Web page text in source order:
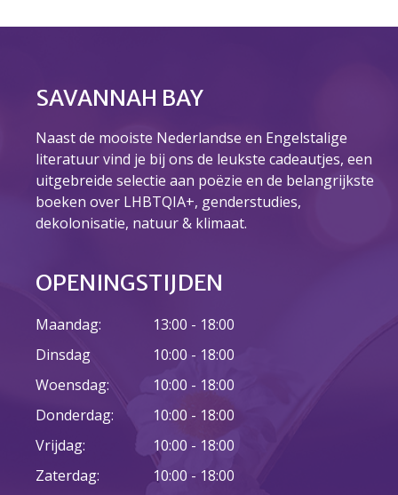
mei 2026
april 2026
maart 2026
februari 2026
november 2025
oktober 2025
september 2025
juni 2025
mei 2025
april 2025
SAVANNAH BAY
Naast de mooiste Nederlandse en Engelstalige
literatuur vind je bij ons de leukste cadeautjes, een
uitgebreide selectie aan poëzie en de belangrijkste
boeken over LHBTQIA+, genderstudies,
dekolonisatie, natuur & klimaat.
OPENINGSTIJDEN
Maandag:
Dinsdag
Woensdag:
Donderdag:
Vrijdag:
Zaterdag:
13:00 - 18:00
10:00 - 18:00
10:00 - 18:00
10:00 - 18:00
10:00 - 18:00
10:00 - 18:00